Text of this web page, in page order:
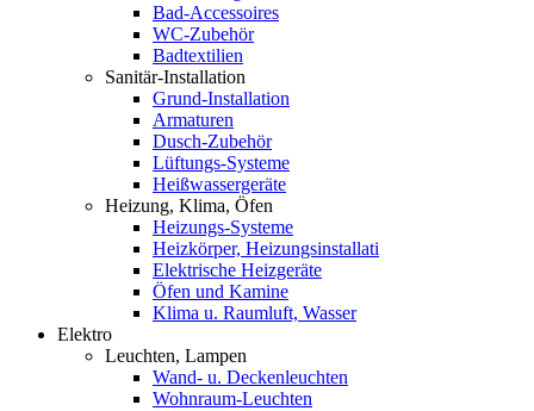
Bad-Accessoires
WC-Zubehör
Badtextilien
Sanitär-Installation
Grund-Installation
Armaturen
Dusch-Zubehör
Lüftungs-Systeme
Heißwassergeräte
Heizung, Klima, Öfen
Heizungs-Systeme
Heizkörper, Heizungsinstallati
Elektrische Heizgeräte
Öfen und Kamine
Klima u. Raumluft, Wasser
Elektro
Leuchten, Lampen
Wand- u. Deckenleuchten
Wohnraum-Leuchten